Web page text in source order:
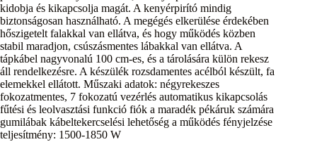
kidobja és kikapcsolja magát. A kenyérpirító mindig
biztonságosan használható. A megégés elkerülése érdekében
hőszigetelt falakkal van ellátva, és hogy működés közben
stabil maradjon, csúszásmentes lábakkal van ellátva. A
tápkábel nagyvonalú 100 cm-es, és a tárolására külön rekesz
áll rendelkezésre. A készülék rozsdamentes acélból készült, fa
elemekkel ellátott. Műszaki adatok: négyrekeszes
fokozatmentes, 7 fokozatú vezérlés automatikus kikapcsolás
fűtési és leolvasztási funkció fiók a maradék pékáruk számára
gumilábak kábeltekercselési lehetőség a működés fényjelzése
teljesítmény: 1500-1850 W